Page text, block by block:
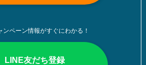
ンペーン情報がすぐにわかる！
LINE友だち登録